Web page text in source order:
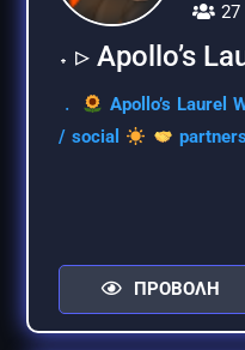
27
˖ ▹ Apollo’s
﹒ Apollo’s Laurel
/ social
ΠΡΟΒΟΛΗ